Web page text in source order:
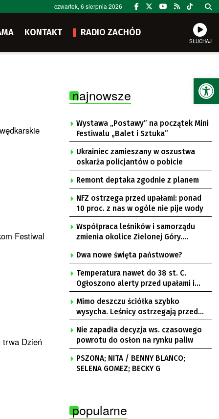
czwartek, 6 sierpnia 2026
KONTAKT RADIO ZACHÓD
SŁUCHAJ
Festiwal
trwa Dzień
najnowsze
Wystawa „Postawy” na początek Mini
Festiwalu „Balet i Sztuka”
Ukrainiec zamieszany w oszustwa
oskarża policjantów o pobicie
Remont deptaka zgodnie z planem
NFZ ostrzega przed upałami: ponad
10 proc. z nas w ogóle nie pije wody
Współpraca leśników i samorządu
zmienia okolice Zielonej Góry.
Powstają nowe ścieżki rowerowe
Dwa nowe święta państwowe?
Temperatura nawet do 38 st. C.
Ogłoszono alerty przed upałami i
burzami
Mimo deszczu ściółka szybko
wysycha. Leśnicy ostrzegają przed
pożarami
Nie zapadła decyzja ws. czasowego
powrotu do osłon na rynku paliw
PSZONA; NITA / BENNY BLANCO;
SELENA GOMEZ; BECKY G
popularne